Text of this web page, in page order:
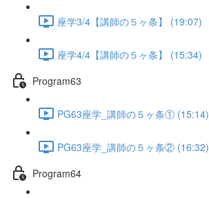
座学3/4【講師の５ヶ条】 (19:07)
座学4/4【講師の５ヶ条】 (15:34)
Program63
PG63座学_講師の５ヶ条① (15:14)
PG63座学_講師の５ヶ条② (16:32)
Program64